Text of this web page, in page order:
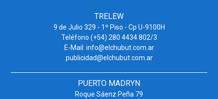
TRELEW
9 de Julio 329 - 1º Piso - Cp U-9100H
Teléfono (+54) 280 4434 802/3
E-Mail: info@elchubut.com.ar
publicidad@elchubut.com.ar
PUERTO MADRYN
Roque Sáenz Peña 79